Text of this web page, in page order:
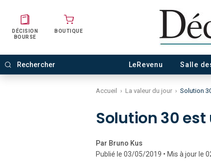
DÉCISION
BOURSE
BOUTIQUE
LeRevenu Salle
Accueil › La valeur du jour › Solution
Solution 30
Par Bruno Kus
Publié le 03/05/2019 • Mis à jour le